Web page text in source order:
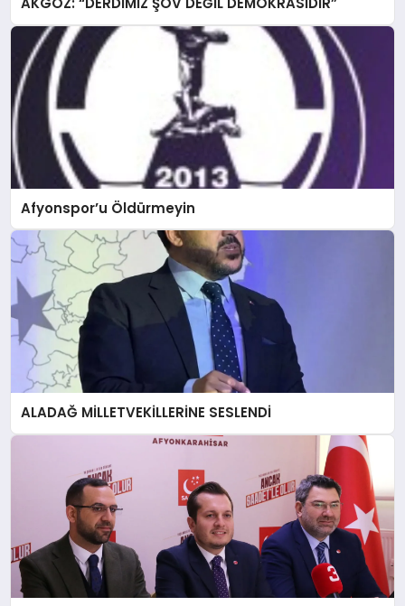
Afyonspor’u Öldürmeyin
ALADAĞ MİLLETVEKİLLERİNE SESLENDİ